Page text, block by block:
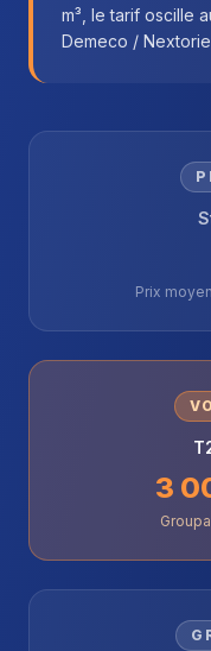
m³, le tarif oscille
Demeco /
Prix
3